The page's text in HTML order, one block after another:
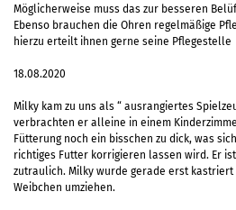
Möglicherweise muss das zur besseren
Ebenso brauchen die Ohren regelmäßige
hierzu erteilt ihnen gerne seine Pflegestelle
18.08.2020
Milky kam zu uns als “ ausrangiertes
verbrachten er alleine in einem
Fütterung noch ein bisschen zu dick, was
richtiges Futter korrigieren lassen wird. Er
zutraulich. Milky wurde gerade erst kastriert
Weibchen umziehen.